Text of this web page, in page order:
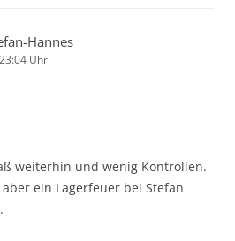
Hannes
Uhr
weiterhin und wenig Kontrollen.
ein Lagerfeuer bei Stefan